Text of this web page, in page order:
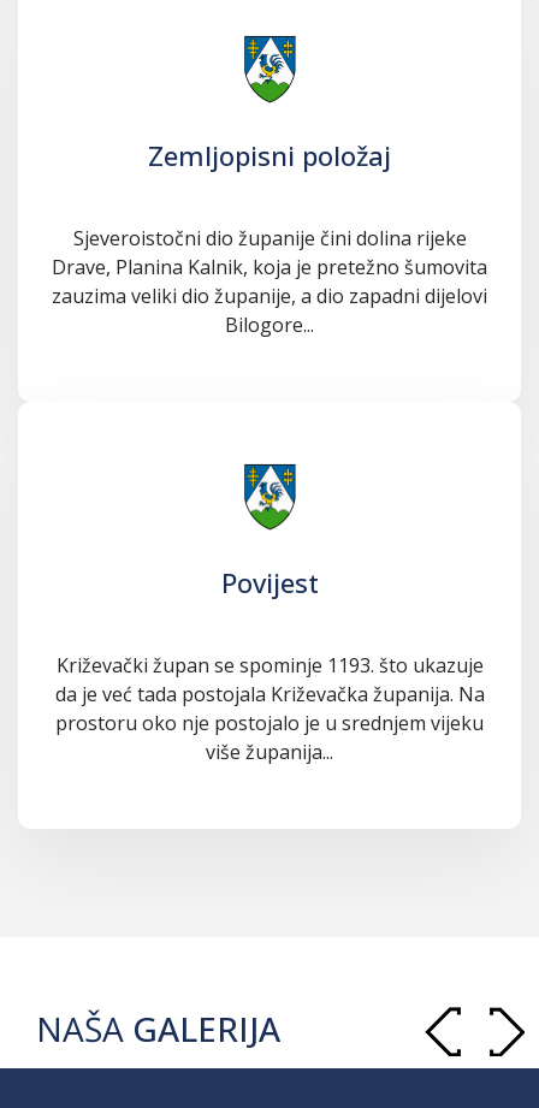
Zemljopisni položaj
Sjeveroistočni dio županije čini dolina rijeke
Drave, Planina Kalnik, koja je pretežno šumovita
zauzima veliki dio županije, a dio zapadni dijelovi
Bilogore...
Povijest
Križevački župan se spominje 1193. što ukazuje
da je već tada postojala Križevačka županija. Na
prostoru oko nje postojalo je u srednjem vijeku
više županija...
NAŠA GALERIJA